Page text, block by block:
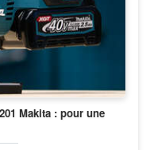
Makita : pour une